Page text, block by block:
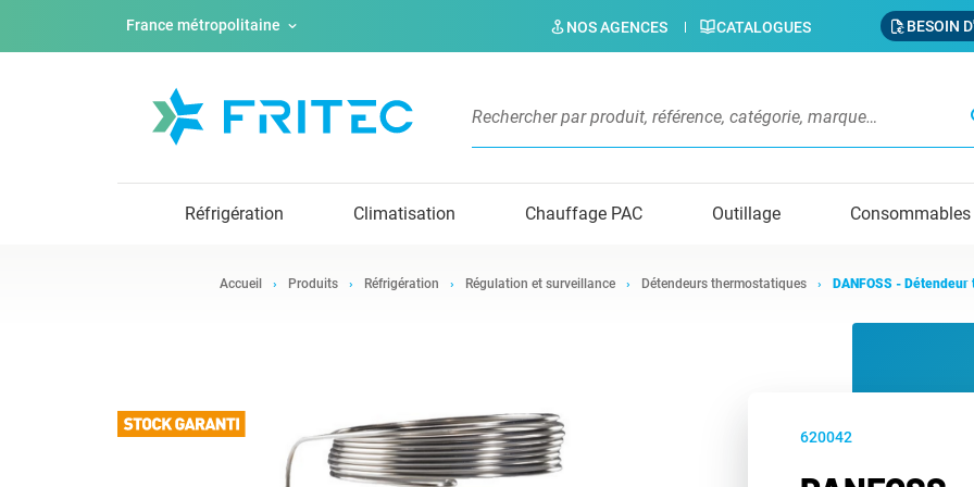
France métropolitaine NOS AGENCES CATALOGUES BESOIN
Réfrigération Climatisation Chauffage PAC Outillage Consommables
Accueil Produits Réfrigération Régulation et surveillance Détendeurs thermostatiques DANFOSS -
620042